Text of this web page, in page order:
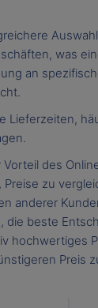
was
an
Lieferzeiten,
Vorteil des
Preise zu
anderer
die beste
hochwertiges
Preis